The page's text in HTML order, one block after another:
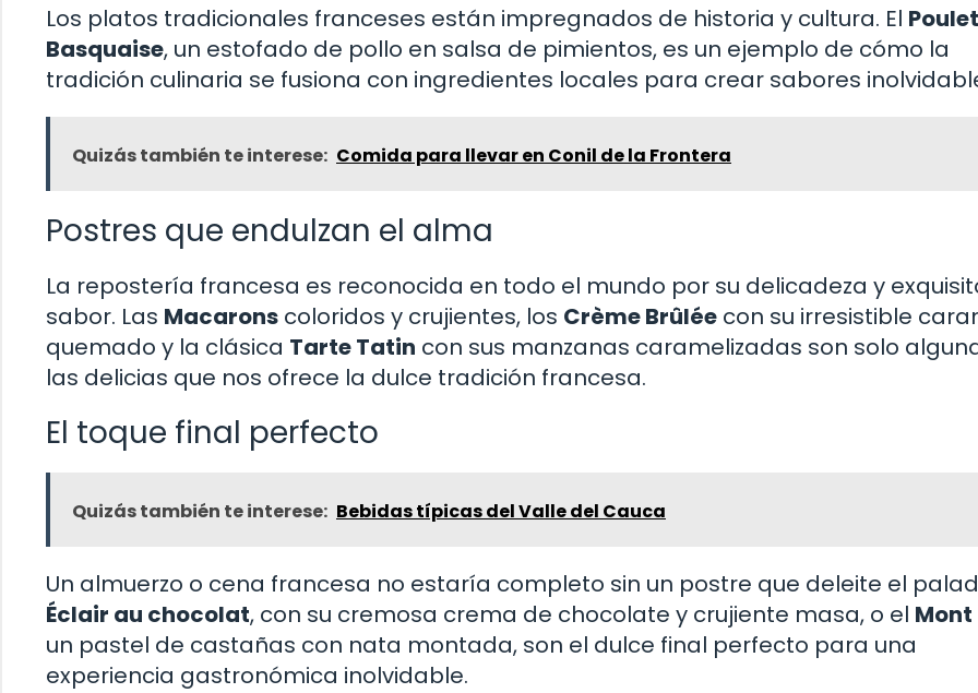
Los platos tradicionales franceses están impregnados de historia y cultura. El Poulet
Basquaise, un estofado de pollo en salsa de pimientos, es un ejemplo de cómo la
tradición culinaria se fusiona con ingredientes locales para crear sabores
Quizás también te interese: Comida para llevar en Conil de la Frontera
Postres que endulzan el alma
La repostería francesa es reconocida en todo el mundo por su delicadeza y
sabor. Las Macarons coloridos y crujientes, los Crème Brûlée con su irresistible
quemado y la clásica Tarte Tatin con sus manzanas caramelizadas son solo
las delicias que nos ofrece la dulce tradición francesa.
El toque final perfecto
Quizás también te interese: Bebidas típicas del Valle del Cauca
Un almuerzo o cena francesa no estaría completo sin un postre que deleite el
Éclair au chocolat, con su cremosa crema de chocolate y crujiente masa, o el Mont
un pastel de castañas con nata montada, son el dulce final perfecto para una
experiencia gastronómica inolvidable.